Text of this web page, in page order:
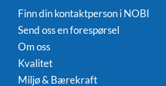
Finn din kontaktperson i NOBI
Send oss en forespørsel
Om oss
Kvalitet
Miljø & Bærekraft